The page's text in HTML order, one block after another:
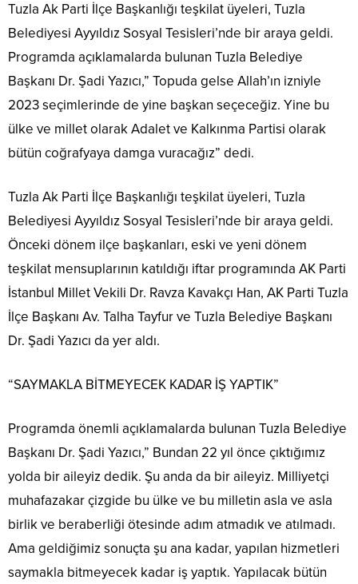
Tuzla Ak Parti İlçe Başkanlığı teşkilat üyeleri, Tuzla
Belediyesi Ayyıldız Sosyal Tesisleri’nde bir araya geldi.
Programda açıklamalarda bulunan Tuzla Belediye
Başkanı Dr. Şadi Yazıcı,” Topuda gelse Allah’ın izniyle
2023 seçimlerinde de yine başkan seçeceğiz. Yine bu
ülke ve millet olarak Adalet ve Kalkınma Partisi olarak
bütün coğrafyaya damga vuracağız” dedi.
Tuzla Ak Parti İlçe Başkanlığı teşkilat üyeleri, Tuzla
Belediyesi Ayyıldız Sosyal Tesisleri’nde bir araya geldi.
Önceki dönem ilçe başkanları, eski ve yeni dönem
teşkilat mensuplarının katıldığı iftar programında AK Parti
İstanbul Millet Vekili Dr. Ravza Kavakçı Han, AK Parti Tuzla
İlçe Başkanı Av. Talha Tayfur ve Tuzla Belediye Başkanı
Dr. Şadi Yazıcı da yer aldı.
“SAYMAKLA BİTMEYECEK KADAR İŞ YAPTIK”
Programda önemli açıklamalarda bulunan Tuzla Belediye
Başkanı Dr. Şadi Yazıcı,” Bundan 22 yıl önce çıktığımız
yolda bir aileyiz dedik. Şu anda da bir aileyiz. Milliyetçi
muhafazakar çizgide bu ülke ve bu milletin asla ve asla
birlik ve beraberliği ötesinde adım atmadık ve atılmadı.
Ama geldiğimiz sonuçta şu ana kadar, yapılan hizmetleri
saymakla bitmeyecek kadar iş yaptık. Yapılacak bütün